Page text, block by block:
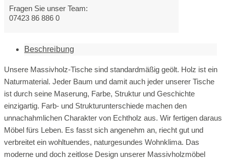
Fragen Sie unser Team:
07423 86 886 0
Beschreibung
Unsere Massivholz-Tische sind standardmäßig geölt. Holz ist ein
Naturmaterial. Jeder Baum und damit auch jeder unserer Tische
ist durch seine Maserung, Farbe, Struktur und Geschichte
einzigartig. Farb- und Strukturunterschiede machen den
unnachahmlichen Charakter von Echtholz aus. Wir fertigen daraus
Möbel fürs Leben. Es fasst sich angenehm an, riecht gut und
verbreitet ein wohltuendes, naturgesundes Wohnklima. Das
moderne und doch zeitlose Design unserer Massivholzmöbel